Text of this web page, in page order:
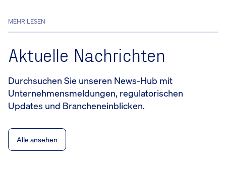
MEHR LESEN
Aktuelle Nachrichten
Durchsuchen Sie unseren News-Hub mit
Unternehmensmeldungen, regulatorischen
Updates und Brancheneinblicken.
Alle ansehen